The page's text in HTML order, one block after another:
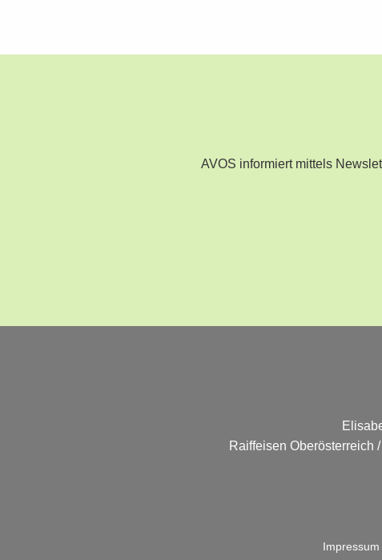
AVOS informiert mittels
Raiffeisen Oberösterreich
Impressum